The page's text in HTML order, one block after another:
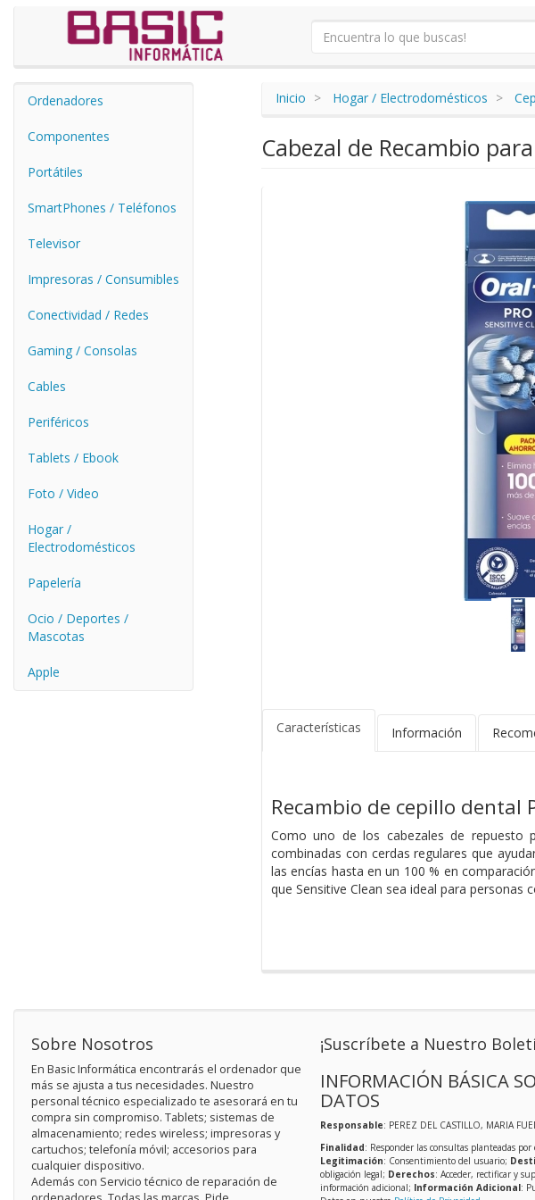
Ordenadores
Componentes
Portátiles
SmartPhones / Teléfonos
Televisor
Impresoras / Consumibles
Conectividad / Redes
Gaming / Consolas
Cables
Periféricos
Tablets / Ebook
Foto / Video
Hogar /
Electrodomésticos
Papelería
Ocio / Deportes /
Mascotas
Apple
Inicio Hogar / Electrodomésticos
Cabezal de Recambio
Características Información
Recambio de cepillo dental
Como uno de los cabezales de repuesto
combinadas con cerdas regulares que
las encías hasta en un 100 % en
que Sensitive Clean sea ideal para personas
Sobre Nosotros
En Basic Informática encontrarás el ordenador que
más se ajusta a tus necesidades. Nuestro
personal técnico especializado te asesorará en tu
compra sin compromiso. Tablets; sistemas de
almacenamiento; redes wireless; impresoras y
cartuchos; telefonía móvil; accesorios para
cualquier dispositivo.
Además con Servicio técnico de reparación de
¡Suscríbete a Nuestro
INFORMACIÓN BÁSICA
DATOS
Responsable: PEREZ DEL CASTILLO, MARIA
Finalidad: Responder las consultas planteadas
Legitimación: Consentimiento del usuario;
obligación legal; Derechos: Acceder, rectificar y
información adicional; Información Adicional: